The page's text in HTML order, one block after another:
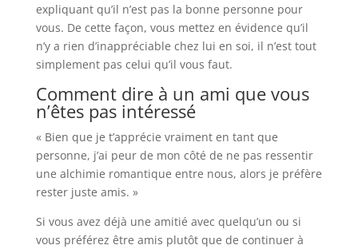
expliquant qu’il n’est pas la bonne personne pour
vous. De cette façon, vous mettez en évidence qu’il
n’y a rien d’inappréciable chez lui en soi, il n’est tout
simplement pas celui qu’il vous faut.
Comment dire à un ami que vous
n’êtes pas intéressé
« Bien que je t’apprécie vraiment en tant que
personne, j’ai peur de mon côté de ne pas ressentir
une alchimie romantique entre nous, alors je préfère
rester juste amis. »
Si vous avez déjà une amitié avec quelqu’un ou si
vous préférez être amis plutôt que de continuer à